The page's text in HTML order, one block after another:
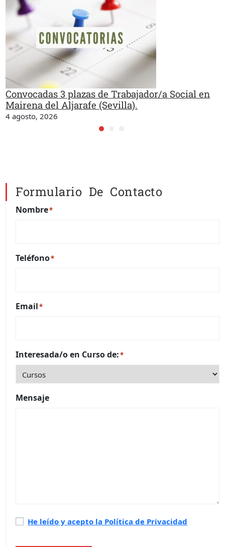
Convocadas 3 plazas de Trabajador/a Social en
Mairena del Aljarafe (Sevilla).
4 agosto, 2026
Formulario De Contacto
Nombre*
Teléfono*
Email*
Interesada/o en Curso de:*
Mensaje
Política
privacidad*
He leído y acepto la Política de Privacidad